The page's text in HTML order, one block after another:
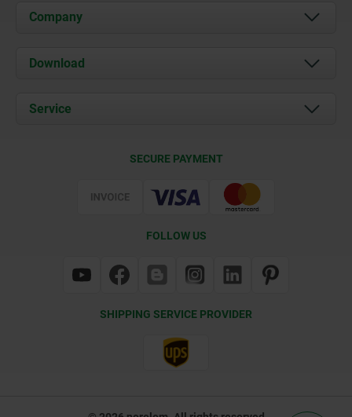
Company
About us
Contact
Download
Service
SECURE PAYMENT
FOLLOW US
SHIPPING SERVICE PROVIDER